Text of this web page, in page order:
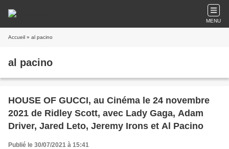
MENU
Accueil » al pacino
al pacino
HOUSE OF GUCCI, au Cinéma le 24 novembre
2021 de Ridley Scott, avec Lady Gaga, Adam
Driver, Jared Leto, Jeremy Irons et Al Pacino
Publié le 30/07/2021 à 15:41